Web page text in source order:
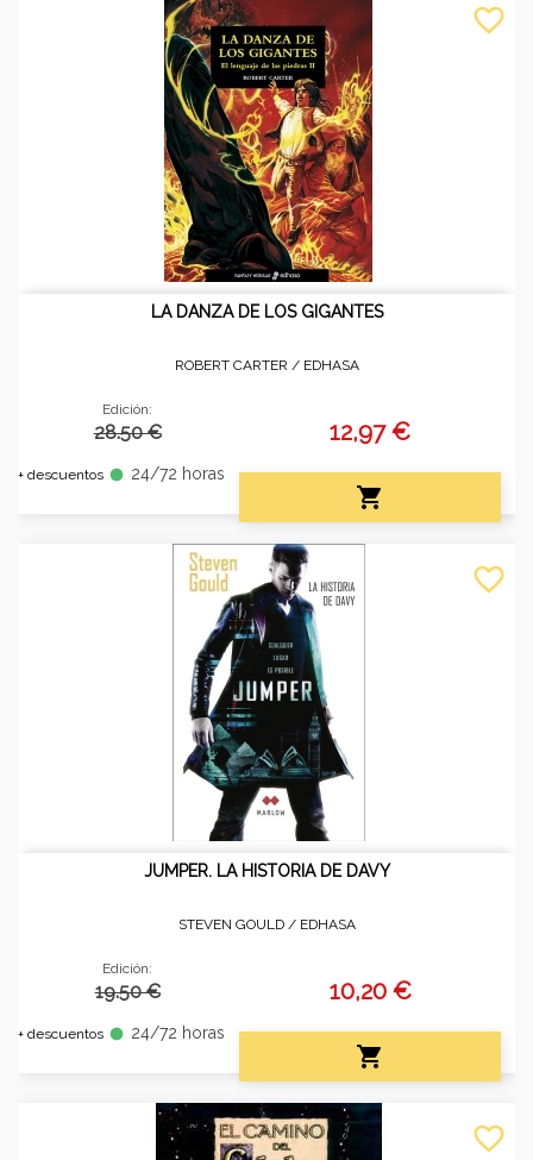
LA DANZA DE LOS GIGANTES
ROBERT CARTER / EDHASA
Edición:
28.50 €
+ descuentos fiber_manual_record 24/72 horas
12,97 €

favorite_border
JUMPER. LA HISTORIA DE DAVY
STEVEN GOULD / EDHASA
Edición:
19.50 €
+ descuentos fiber_manual_record 24/72 horas
10,20 €

favorite_border
favorite_border